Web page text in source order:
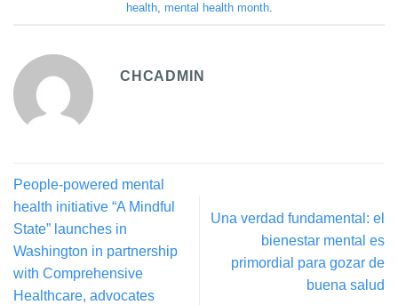
health, mental health month.
CHCADMIN
People-powered mental
health initiative “A Mindful
State” launches in
Washington in partnership
with Comprehensive
Healthcare, advocates
Una verdad fundamental: el
bienestar mental es
primordial para gozar de
buena salud